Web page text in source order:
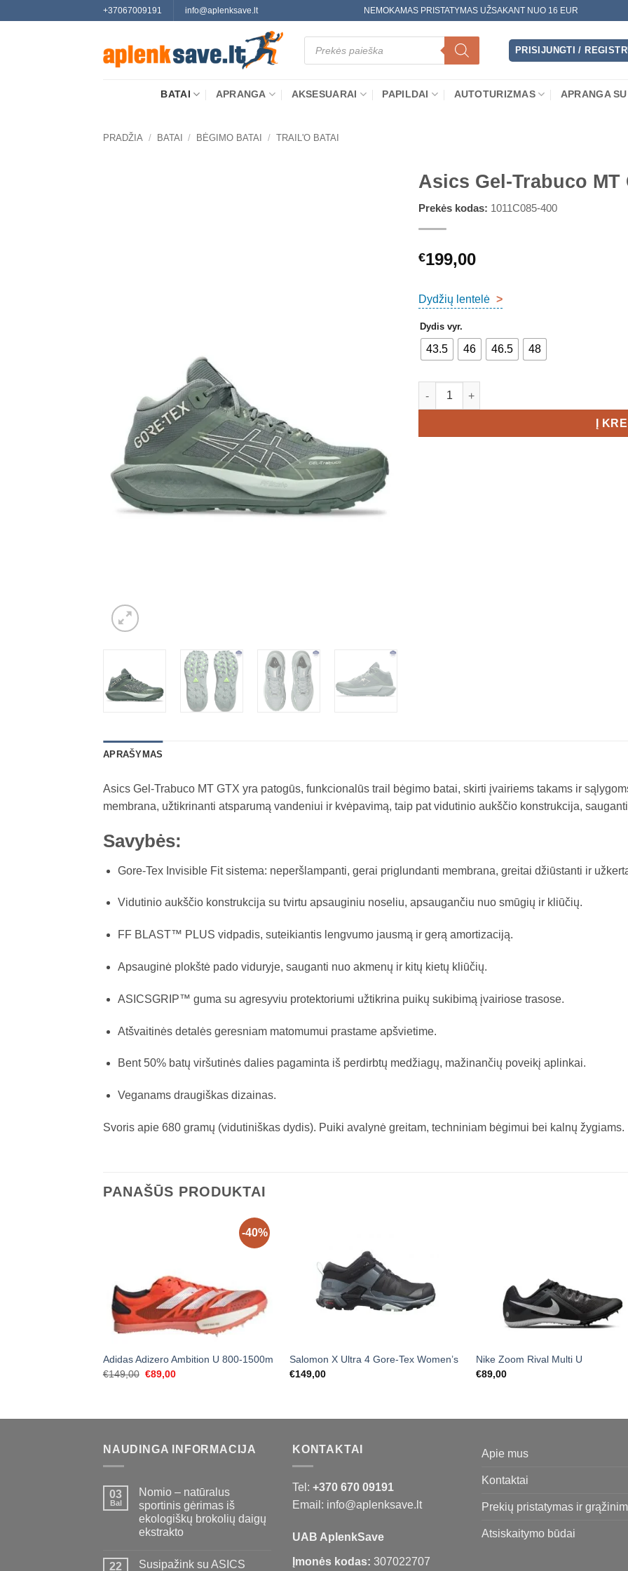
+37067009191 info@aplenksave.lt NEMOKAMAS PRISTATYMAS UŽSAKANT NUO 16 EUR
Products
search
PRISIJUNGTI /
BATAI APRANGA AKSESUARAI PAPILDAI AUTOTURIZMAS APRANGA
PRADŽIA / BATAI / BĖGIMO BATAI / TRAIL'O BATAI
Asics Gel-Trabuco MT
Prekės kodas: 1011C085-400
€199,00
Dydžių lentelė >
Dydis vyr.
43.5 46 46.5 48
produkto kiekis: Asics Gel-Trabuco MT
Į
APRAŠYMAS
Asics Gel-Trabuco MT GTX yra patogūs, funkcionalūs trail bėgimo batai, skirti įvairiems takams ir
membrana, užtikrinanti atsparumą vandeniui ir kvėpavimą, taip pat vidutinio aukščio konstrukcija,
Savybės:
Gore-Tex Invisible Fit sistema: neperšlampanti, gerai priglundanti membrana, greitai džiūstanti ir
Vidutinio aukščio konstrukcija su tvirtu apsauginiu noseliu, apsaugančiu nuo smūgių ir kliūčių.
FF BLAST™ PLUS vidpadis, suteikiantis lengvumo jausmą ir gerą amortizaciją.
Apsauginė plokštė pado viduryje, sauganti nuo akmenų ir kitų kietų kliūčių.
ASICSGRIP™ guma su agresyviu protektoriumi užtikrina puikų sukibimą įvairiose trasose.
Atšvaitinės detalės geresniam matomumui prastame apšvietime.
Bent 50% batų viršutinės dalies pagaminta iš perdirbtų medžiagų, mažinančių poveikį aplinkai.
Veganams draugiškas dizainas.
Svoris apie 680 gramų (vidutiniškas dydis). Puiki avalynė greitam, techniniam bėgimui bei kalnų žygiams.
PANAŠŪS PRODUKTAI
-40%
Adidas Adizero Ambition U 800-1500m
€149,00 Original
€89,00Current
Salomon X Ultra 4 Gore-Tex Women’s
€149,00
Nike Zoom Rival Multi U
€89,00
NAUDINGA INFORMACIJA
03
Bal
Nomio – natūralus
sportinis gėrimas iš
ekologiškų brokolių daigų
ekstrakto
22 Susipažink su ASICS
KONTAKTAI
Tel: +370 670 09191
Email: info@aplenksave.lt
UAB AplenkSave
Įmonės kodas: 307022707
Apie mus
Kontaktai
Prekių pristatymas ir
Atsiskaitymo būdai